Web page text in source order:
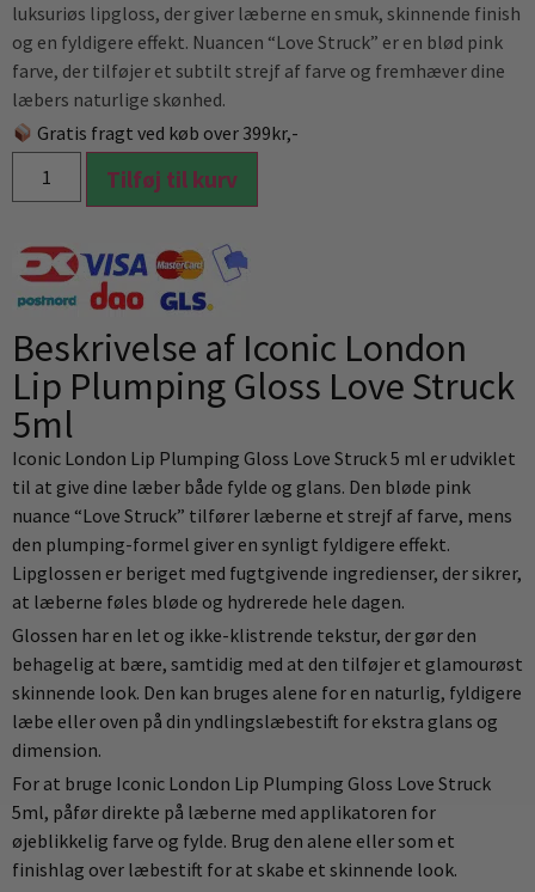
luksuriøs lipgloss, der giver læberne en smuk, skinnende finish
og en fyldigere effekt. Nuancen “Love Struck” er en blød pink
farve, der tilføjer et subtilt strejf af farve og fremhæver dine
læbers naturlige skønhed.
Gratis fragt ved køb over 399kr,-
Tilføj til kurv
Beskrivelse af Iconic London
Lip Plumping Gloss Love Struck
5ml
Iconic London Lip Plumping Gloss Love Struck 5 ml er udviklet
til at give dine læber både fylde og glans. Den bløde pink
nuance “Love Struck” tilfører læberne et strejf af farve, mens
den plumping-formel giver en synligt fyldigere effekt.
Lipglossen er beriget med fugtgivende ingredienser, der sikrer,
at læberne føles bløde og hydrerede hele dagen.
Glossen har en let og ikke-klistrende tekstur, der gør den
behagelig at bære, samtidig med at den tilføjer et glamourøst
skinnende look. Den kan bruges alene for en naturlig, fyldigere
læbe eller oven på din yndlingslæbestift for ekstra glans og
dimension.
For at bruge Iconic London Lip Plumping Gloss Love Struck
5ml, påfør direkte på læberne med applikatoren for
øjeblikkelig farve og fylde. Brug den alene eller som et
finishlag over læbestift for at skabe et skinnende look.